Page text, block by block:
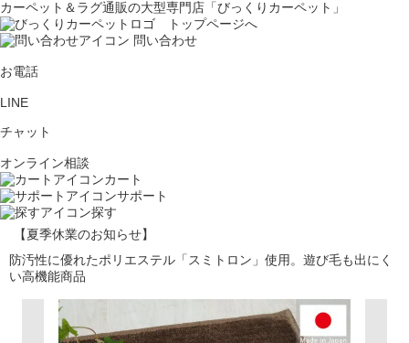
カーペット＆ラグ通販の大型専門店「びっくりカーペット」
問い合わせ
お電話
LINE
チャット
オンライン相談
カート
サポート
探す
【夏季休業のお知らせ】
防汚性に優れたポリエステル「スミトロン」使用。遊び毛も出にく
い高機能商品